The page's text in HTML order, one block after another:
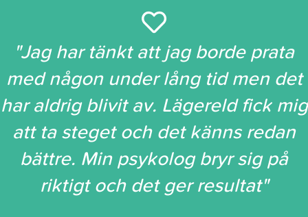
"Jag har tänkt att jag borde prata
med någon under lång tid men det
har aldrig blivit av. Lägereld fick mig
att ta steget och det känns redan
bättre. Min psykolog bryr sig på
riktigt och det ger resultat"